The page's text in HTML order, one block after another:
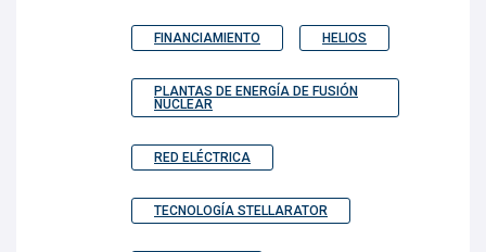
FINANCIAMIENTO HELIOS
PLANTAS DE ENERGÍA DE FUSIÓN
NUCLEAR
RED ELÉCTRICA
TECNOLOGÍA STELLARATOR